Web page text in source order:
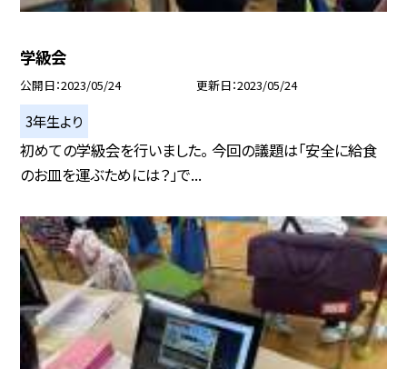
学級会
公開日 2023/05/24 更新日 2023/05/24
3年生より
初めての学級会を行いました。 今回の議題は「安全に給食
のお皿を運ぶためには？」で...